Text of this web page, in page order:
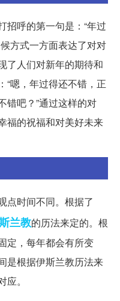
招呼的第一句是：“年过
方式一方面表达了对对
了人们对新年的期待和
“嗯，年过得还不错，正
错吧？”通过这样的对
福的祝福和对美好未来
点时间不同。根据了
兰教的历法来定的。根
定，每年都会有所变
是根据伊斯兰教历法来
。